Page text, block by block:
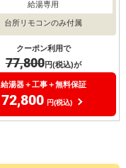
給湯専用
台所リモコンのみ付属
クーポン利用で
77,800円(税込)が
給湯器＋工事＋無料保証
72,800 円(税込)